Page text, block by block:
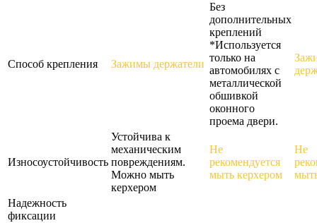
Способ крепления Зажимы держатели
Без
дополнительных
креплений
*Используется
только на
автомобилях с
металлической
обшивкой
оконного
проема двери.
Износоустойчивость
Устойчива к
механическим
повреждениям.
Можно мыть
керхером
Не
рекомендуется
мыть керхером
Не
Надежность
фиксации